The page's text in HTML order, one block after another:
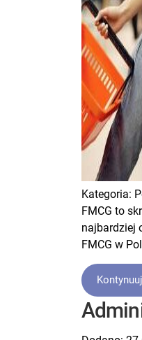
Kategoria:
FMCG to
najbardziej
FMCG w